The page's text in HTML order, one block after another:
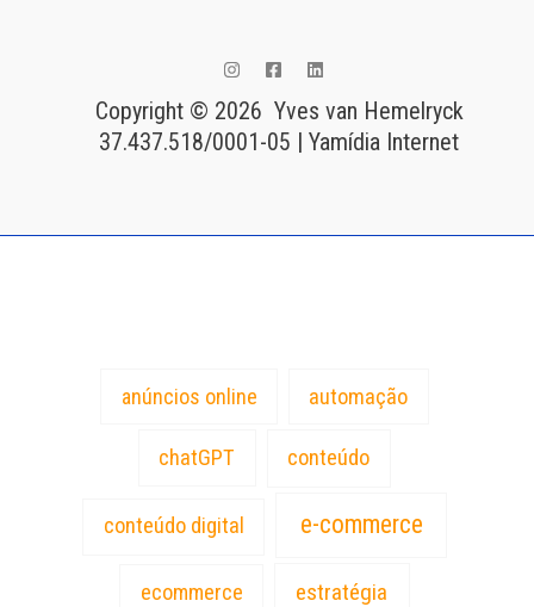
Copyright © 2026 Yves van Hemelryck
37.437.518/0001-05 | Yamídia Internet
anúncios online automação
chatGPT conteúdo
conteúdo digital e-commerce
ecommerce estratégia